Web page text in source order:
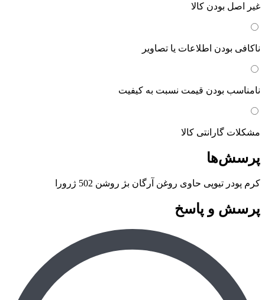
غیر اصل بودن کالا
ناکافی بودن اطلاعات یا تصاویر
نامناسب بودن قیمت نسبت به کیفیت
مشکلات گارانتی کالا
پرسش‌ها
کرم پودر تیوپی حاوی روغن آرگان بژ روشن 502 ژرورا
پرسش و پاسخ